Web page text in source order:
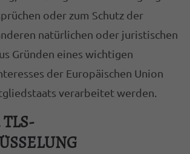
oder zum Schutz der
natürlichen oder juristischen
Gründen eines wichtigen
der Europäischen Union
verarbeitet werden.
TLS-